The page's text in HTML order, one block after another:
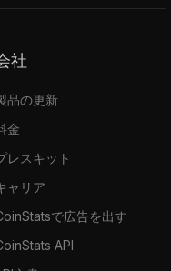
会社
品の更新
金
レスキット
ャリア
で広告を出す
API